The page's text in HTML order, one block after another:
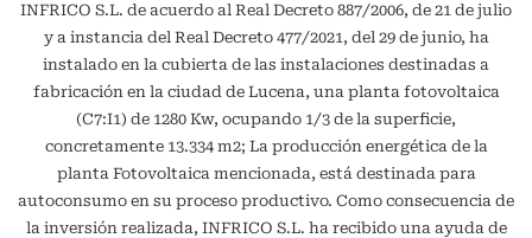
INFRICO S.L. de acuerdo al Real Decreto 887/2006, de 21 de julio
y a instancia del Real Decreto 477/2021, del 29 de junio, ha
instalado en la cubierta de las instalaciones destinadas a
fabricación en la ciudad de Lucena, una planta fotovoltaica
(C7:I1) de 1280 Kw, ocupando 1/3 de la superficie,
concretamente 13.334 m2; La producción energética de la
planta Fotovoltaica mencionada, está destinada para
autoconsumo en su proceso productivo. Como consecuencia de
la inversión realizada, INFRICO S.L. ha recibido una ayuda de